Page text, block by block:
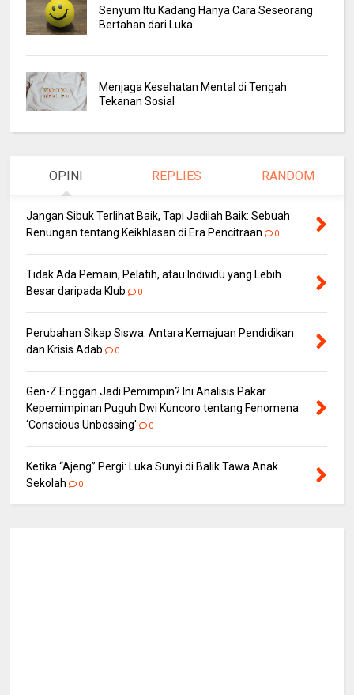
Senyum Itu Kadang Hanya Cara Seseorang
Bertahan dari Luka
Menjaga Kesehatan Mental di Tengah
Tekanan Sosial
OPINI REPLIES RANDOM
Jangan Sibuk Terlihat Baik, Tapi Jadilah Baik: Sebuah
Renungan tentang Keikhlasan di Era Pencitraan
0
Tidak Ada Pemain, Pelatih, atau Individu yang Lebih
Besar daripada Klub
0
Perubahan Sikap Siswa: Antara Kemajuan Pendidikan
dan Krisis Adab
0
Gen-Z Enggan Jadi Pemimpin? Ini Analisis Pakar
Kepemimpinan Puguh Dwi Kuncoro tentang Fenomena
‘Conscious Unbossing'
0
Ketika “Ajeng” Pergi: Luka Sunyi di Balik Tawa Anak
Sekolah
0